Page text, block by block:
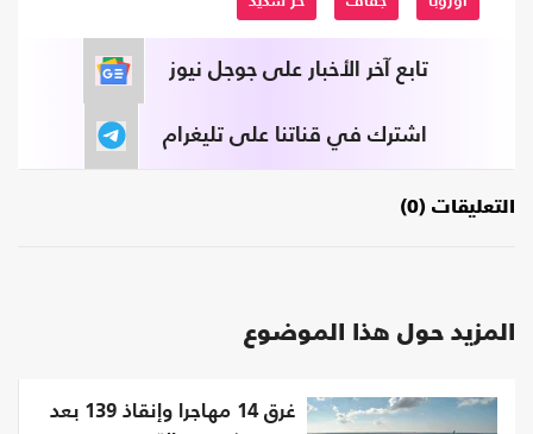
تابع آخر الأخبار على جوجل نيوز
اشترك في قناتنا على تليغرام
التعليقات (0)
المزيد حول هذا الموضوع
غرق 14 مهاجرا وإنقاذ 139 بعد